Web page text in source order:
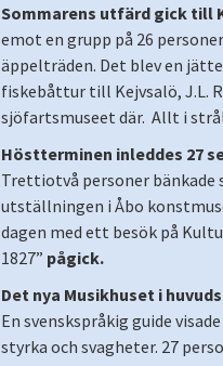
Sommarens utfärd gick till
emot en grupp på 26
äppelträden. Det blev en
fiskebåttur till Kejvsalö, J.L.
sjöfartsmuseet där. Allt i
Höstterminen inleddes 27
Trettiotvå personer bänkade
utställningen i Åbo
dagen med ett besök på
1827” pågick.
Det nya Musikhuset i
En svenskspråkig guide
styrka och svagheter. 27